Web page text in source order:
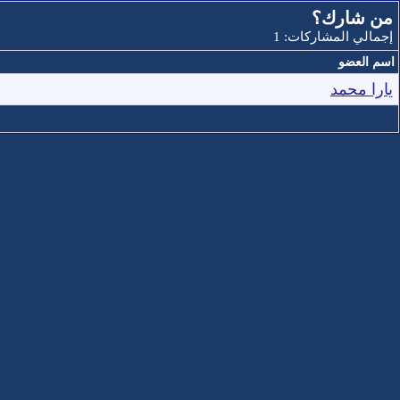
من شارك؟
إجمالي المشاركات: 1
اسم العضو
يارا محمد